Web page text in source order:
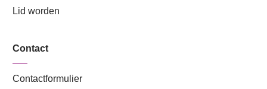
Lid worden
Contact
Contactformulier